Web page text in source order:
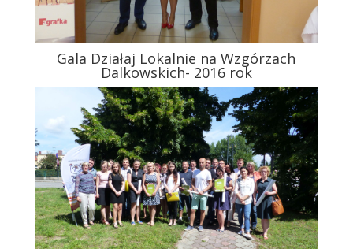
Gala Działaj Lokalnie na Wzgórzach
Dalkowskich- 2016 rok